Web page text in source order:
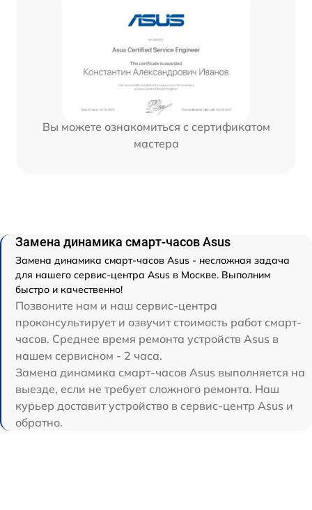
Вы можете ознакомиться с сертификатом
мастера
Замена динамика смарт-часов Asus
Замена динамика смарт-часов Asus - несложная задача
для нашего сервис-центра Asus в Москве. Выполним
быстро и качественно!
Позвоните нам и наш сервис-центра
проконсультирует и озвучит стоимость работ смарт-
часов. Среднее время ремонта устройств Asus в
нашем сервисном - 2 часа.
Замена динамика смарт-часов Asus выполняется на
выезде, если не требует сложного ремонта. Наш
курьер доставит устройство в сервис-центр Asus и
обратно.